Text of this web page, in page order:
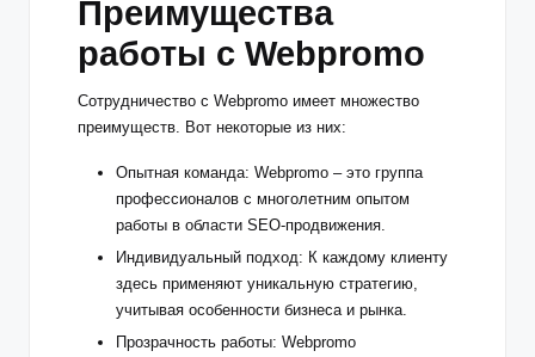
Преимущества
работы с Webpromo
Сотрудничество с Webpromo имеет множество
преимуществ. Вот некоторые из них:
Опытная команда: Webpromo – это группа
профессионалов с многолетним опытом
работы в области SEO-продвижения.
Индивидуальный подход: К каждому клиенту
здесь применяют уникальную стратегию,
учитывая особенности бизнеса и рынка.
Прозрачность работы: Webpromo